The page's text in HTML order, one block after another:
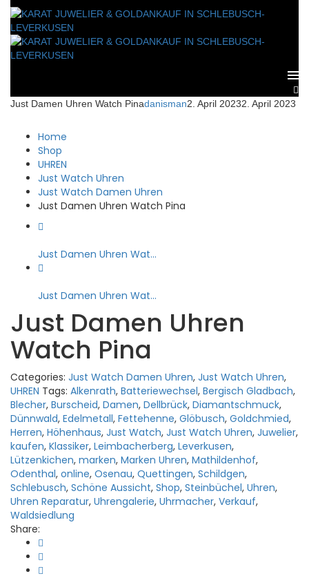
Just Damen Uhren Watch Pinadanisman2. April 20232. April 2023
Home
Shop
UHREN
Just Watch Uhren
Just Watch Damen Uhren
Just Damen Uhren Watch Pina
Just Damen Uhren Wat...
Just Damen Uhren Wat...
Just Damen Uhren
Watch Pina
Categories: Just Watch Damen Uhren, Just Watch Uhren,
UHREN Tags: Alkenrath, Batteriewechsel, Bergisch Gladbach,
Blecher, Burscheid, Damen, Dellbrück, Diamantschmuck,
Dünnwald, Edelmetall, Fettehenne, Glöbusch, Goldchmied,
Herren, Höhenhaus, Just Watch, Just Watch Uhren, Juwelier,
kaufen, Klassiker, Leimbacherberg, Leverkusen,
Lützenkichen, marken, Marken Uhren, Mathildenhof,
Odenthal, online, Osenau, Quettingen, Schildgen,
Schlebusch, Schöne Aussicht, Shop, Steinbüchel, Uhren,
Uhren Reparatur, Uhrengalerie, Uhrmacher, Verkauf,
Waldsiedlung
Share: